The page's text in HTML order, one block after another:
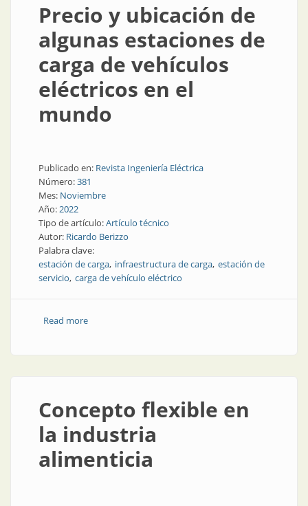
Precio y ubicación de
algunas estaciones de
carga de vehículos
eléctricos en el
mundo
Publicado en: Revista Ingeniería Eléctrica
Número:381
Mes: Noviembre
Año:2022
Tipo de artículo:Artículo técnico
Autor: Ricardo Berizzo
Palabra clave:
estación de carga infraestructura de carga estación de
servicio carga de vehículo eléctrico
Read moreabout Precio y ubicación de algunas estaciones de
Concepto flexible en
la industria
alimenticia